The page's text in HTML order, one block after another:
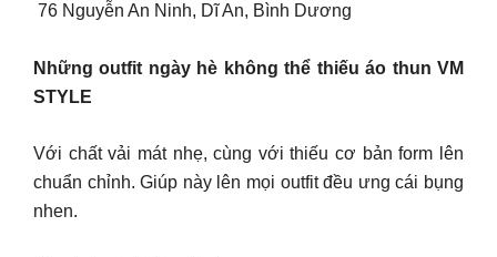
‍ 76 Nguyễn An Ninh, Dĩ An, Bình Dương
Những outfit ngày hè không thể thiếu áo thun VM
STYLE
Với chất vải mát nhẹ, cùng với thiếu cơ bản form lên
chuẩn chỉnh. Giúp này lên mọi outfit đều ưng cái bụng
nhen.